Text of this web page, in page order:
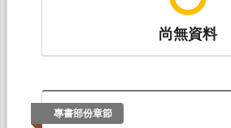
尚無資料
專書部份章節